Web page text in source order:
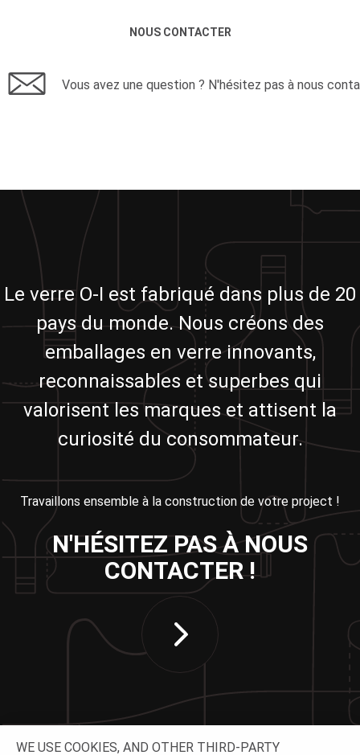
NOUS CONTACTER
Vous avez une question ? N'hésitez pas à nous
Le verre O-I est fabriqué dans plus de 20
pays du monde. Nous créons des
emballages en verre innovants,
reconnaissables et superbes qui
valorisent les marques et attisent la
curiosité du consommateur.
Travaillons ensemble à la construction de votre project !
N'HÉSITEZ PAS À NOUS
CONTACTER !
WE USE COOKIES, AND OTHER THIRD-PARTY